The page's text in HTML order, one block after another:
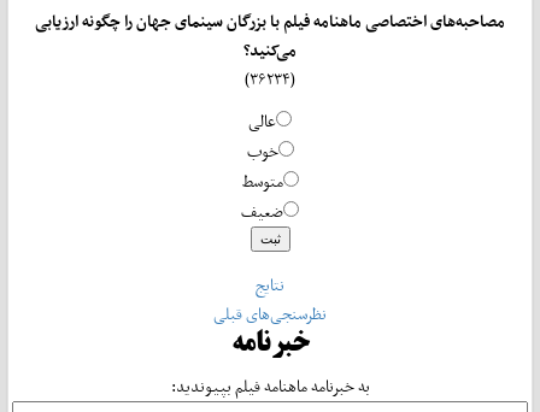
مصاحبه‌های اختصاصی ماهنامه فیلم با بزرگان سینمای جهان را چگونه ارزیابی
می‌کنید؟
عالی
خوب
متوسط
ضعیف
نتایج
نظرسنجی‌های قبلی
خبرنامه
به خبرنامه ماهنامه فیلم بپیوندید: